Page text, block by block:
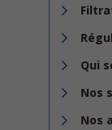
Qui
Nos
Nos